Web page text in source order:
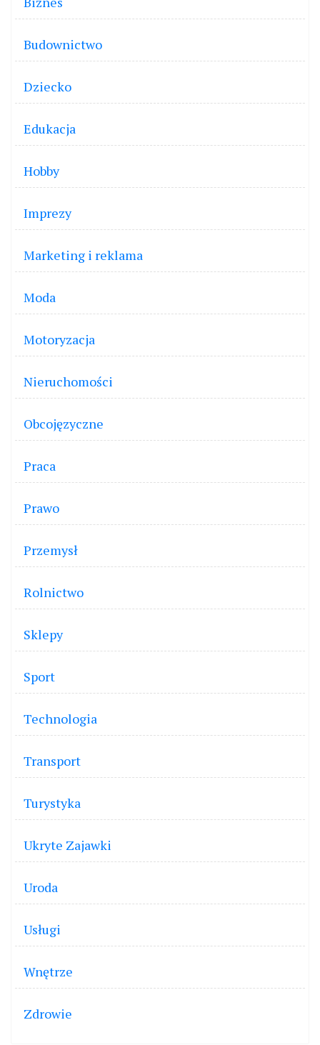
Budownictwo
Dziecko
Edukacja
Hobby
Imprezy
Marketing i reklama
Moda
Motoryzacja
Nieruchomości
Obcojęzyczne
Praca
Prawo
Przemysł
Rolnictwo
Sklepy
Sport
Technologia
Transport
Turystyka
Ukryte Zajawki
Uroda
Usługi
Wnętrze
Zdrowie